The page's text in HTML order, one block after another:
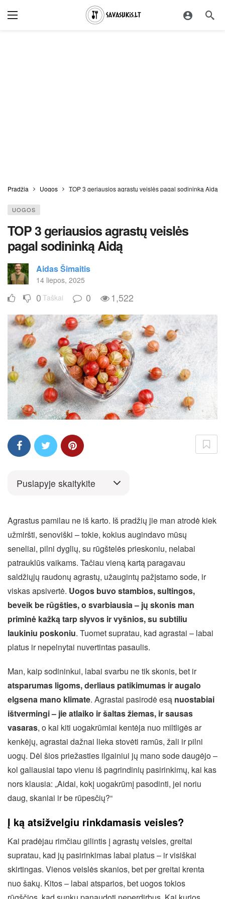
Pradžia Uogos TOP 3 geriausios agrastų veislės pagal sodininką Aidą
UOGOS
TOP 3 geriausios agrastų veislės
pagal sodininką Aidą
Aidas Šimaitis
14 liepos, 2025
0 Taškai 0 1,522
Puslapyje skaitykite
Agrastus pamilau ne iš karto. Iš pradžių jie man atrodė kiek
užmiršti, senoviški – tokie, kokius augindavo mūsų
seneliai, pilni dyglių, su rūgštelės prieskoniu, nelabai
patrauklūs vaikams. Tačiau vieną kartą paragavau
saldžiųjų raudonų agrastų, užaugintų pažįstamo sode, ir
viskas apsivertė. Uogos buvo stambios, sultingos,
beveik be rūgšties, o svarbiausia – jų skonis man
priminė kažką tarp slyvos ir vyšnios, su subtiliu
laukiniu poskoniu. Tuomet supratau, kad agrastai – labai
platus ir nepelnytai nuvertintas pasaulis.
Man, kaip sodininkui, labai svarbu ne tik skonis, bet ir
atsparumas ligoms, derliaus patikimumas ir augalo
elgsena mano klimate. Agrastai pasirodė esą nuostabiai
ištvermingi – jie atlaiko ir šaltas žiemas, ir sausas
vasaras, o kai kiti uogakrūmiai kentėja nuo miltligės ar
kenkėjų, agrastai dažnai lieka stovėti ramūs, žali ir pilni
uogų. Dėl šios priežasties ilgainiui jų mano sode daugėjo –
kol galiausiai tapo vienu iš pagrindinių pasirinkimų, kai kas
nors klausia: „Aidai, kokį uogakrūmį pasodinti, jei noriu
daug, skaniai ir be rūpesčių?“
Į ką atsižvelgiu rinkdamasis veisles?
Kai pradėjau rimčiau gilintis į agrastų veisles, greitai
supratau, kad jų pasirinkimas labai platus – ir visiškai
skirtingas. Vienos veislės skanios, bet per greitai krenta
nuo šakų. Kitos – labai atsparios, bet uogos tokios